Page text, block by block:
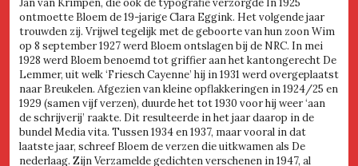
ontmoette Bloem de 19-jarige Clara Eggink. Het volgende jaar
trouwden zij. Vrijwel tegelijk met de geboorte van hun zoon Wim
op 8 september 1927 werd Bloem ontslagen bij de NRC. In mei
1928 werd Bloem benoemd tot griffier aan het kantongerecht De
Lemmer, uit welk ‘Friesch Cayenne’ hij in 1931 werd overgeplaatst
naar Breukelen. Afgezien van kleine opflakkeringen in 1924/25 en
1929 (samen vijf verzen), duurde het tot 1930 voor hij weer ‘aan
de schrijverij’ raakte. Dit resulteerde in het jaar daarop in de
bundel Media vita. Tussen 1934 en 1937, maar vooral in dat
laatste jaar, schreef Bloem de verzen die uitkwamen als De
nederlaag. Zijn Verzamelde gedichten verschenen in 1947, al